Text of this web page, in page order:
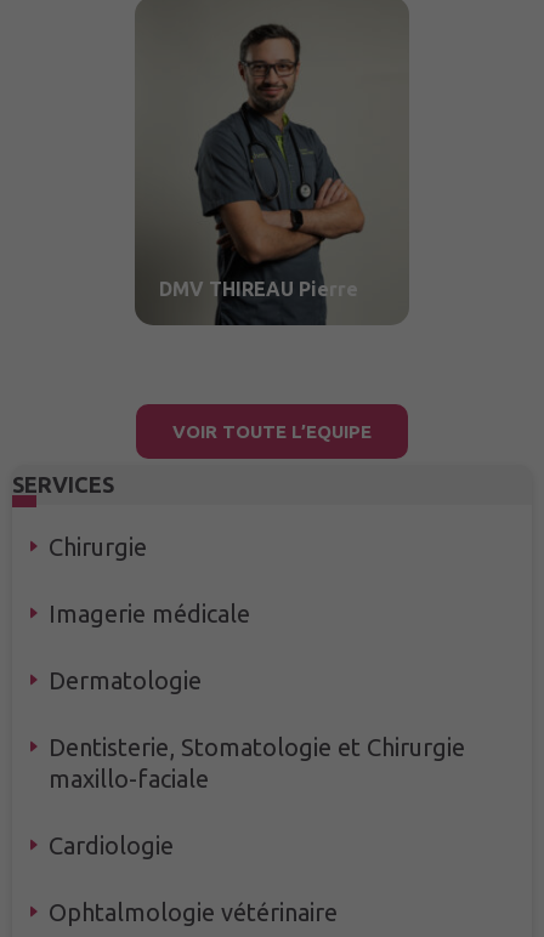
DMV THIREAU Pierre
VOIR TOUTE L’EQUIPE
SERVICES
Chirurgie
Imagerie médicale
Dermato logie
Dentisterie, Stomatologie et Chirurgie
maxillo-faciale
Cardio logie
Ophtalmologie vétérinaire